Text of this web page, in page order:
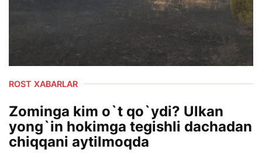
ROST XABARLAR
Zominga kim o`t qo`ydi? Ulkan
yong`in hokimga tegishli dachadan
chiqqani aytilmoqda